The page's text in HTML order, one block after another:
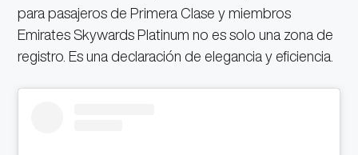
para pasajeros de Primera Clase y miembros
Emirates Skywards Platinum no es solo una zona de
registro. Es una declaración de elegancia y eficiencia.